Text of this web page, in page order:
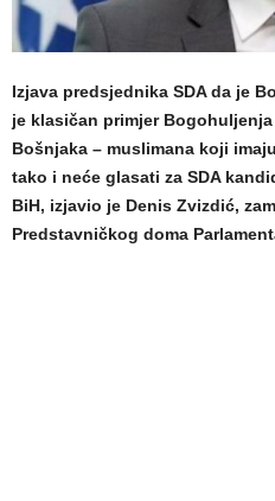
Izjava predsjednika SDA da je
je klasičan primjer
Bošnjaka – muslimana koji
tako i neće glasati za SDA
BiH, izjavio je Denis Zvizdić,
Predstavničkog doma